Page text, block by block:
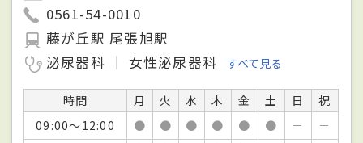
0561-54-0010
藤が丘駅 尾張旭駅
泌尿器科
女性泌尿器科 すべて見る
時間 月 火 水 木 金 土 日
祝
09:00～12:00
● ● ● ● ● ● －
－